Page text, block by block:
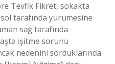
Tevfik Fikret, sokakta
tarafında yürümesine
sağ tarafında
işitme sorunu
nedenini sorduklarında